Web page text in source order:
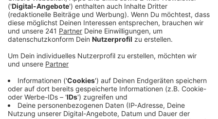
Veröffentlicht:Freitag, 22.03.2024 00:15
Anzeige